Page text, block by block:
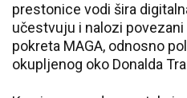
prestonice vodi šira
učestvuju i nalozi
pokreta MAGA, odnosno
okupljenog oko Donalda